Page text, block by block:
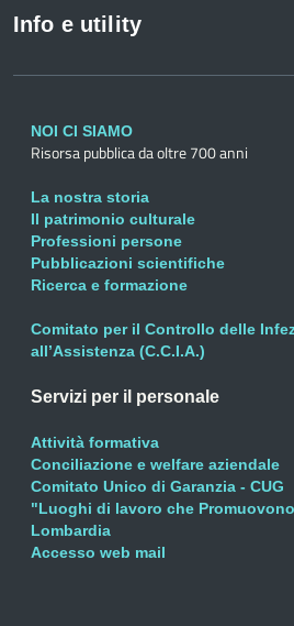
Info e utility
NOI CI SIAMO
Risorsa pubblica da oltre 700 anni
La nostra storia
Il patrimonio culturale
Professioni persone
Pubblicazioni scientifiche
Ricerca e formazione
Comitato per il Controllo delle
all’Assistenza (C.C.I.A.)
Servizi per il personale
Attività formativa
Conciliazione e welfare aziendale
Comitato Unico di Garanzia - CUG
"Luoghi di lavoro che
Lombardia
Accesso web mail